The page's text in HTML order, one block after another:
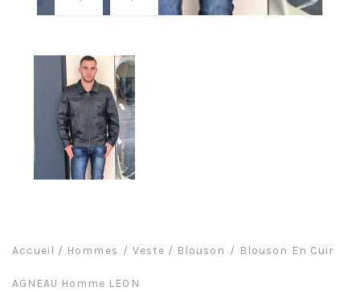
Accueil / Hommes Veste / Blouson Blouson En Cuir
AGNEAU Homme LEON